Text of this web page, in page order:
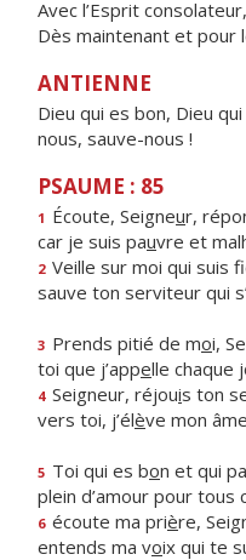
Avec l’Esprit consolateur,
Dès maintenant et pour
ANTIENNE
Dieu qui es bon, Dieu
nous, sauve-nous !
PSAUME : 85
1 Écoute, Seigneur,
car je suis pauvre et
2 Veille sur moi qui suis
sauve ton serviteur qui
3 Prends pitié de moi,
toi que j’appelle chaque
4 Seigneur, réjouis ton
vers toi, j’élève mon
5 Toi qui es bon et qui
plein d’amour pour tous
6 écoute ma prière,
entends ma voix qui te